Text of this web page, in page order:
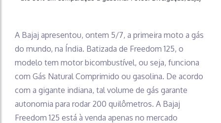
A Bajaj apresentou, ontem 5/7, a primeira moto a gás
do mundo, na Índia. Batizada de Freedom 125, o
modelo tem motor bicombustível, ou seja, funciona
com Gás Natural Comprimido ou gasolina. De acordo
com a gigante indiana, tal volume de gás garante
autonomia para rodar 200 quilômetros. A Bajaj
Freedom 125 está à venda apenas no mercado